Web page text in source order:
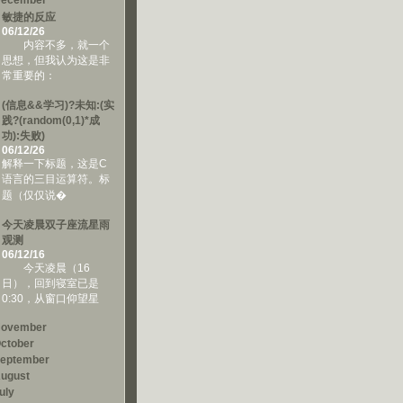
敏捷的反应
06/12/26
内容不多，就一个
思想，但我认为这是非
常重要的：
(信息&&学习)?未知:(实
践?(random(0,1)*成
功):失败)
06/12/26
解释一下标题，这是C
语言的三目运算符。标
题（仅仅说�
今天凌晨双子座流星雨
观测
06/12/16
今天凌晨（16
日），回到寝室已是
0:30，从窗口仰望星